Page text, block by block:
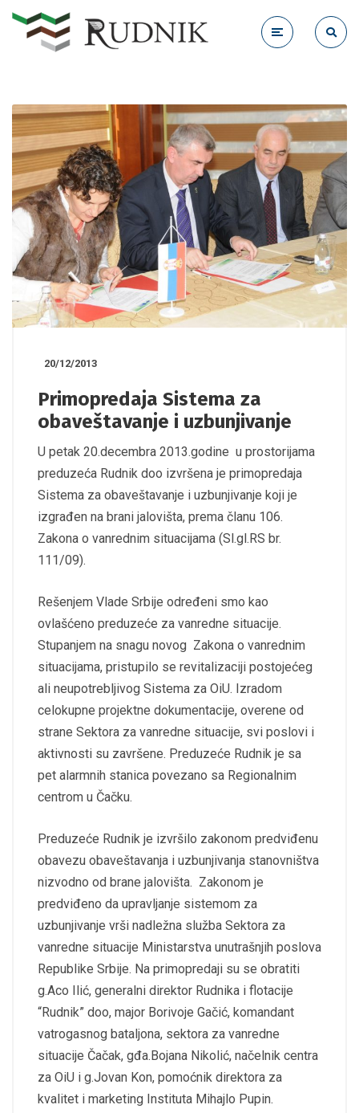
20/12/2013
Primopredaja Sistema za
obaveštavanje i uzbunjivanje
U petak 20.decembra 2013.godine u prostorijama
preduzeća Rudnik doo izvršena je primopredaja
Sistema za obaveštavanje i uzbunjivanje koji je
izgrađen na brani jalovišta, prema članu 106.
Zakona o vanrednim situacijama (Sl.gl.RS br.
111/09).
Rešenjem Vlade Srbije određeni smo kao
ovlašćeno preduzeće za vanredne situacije.
Stupanjem na snagu novog Zakona o vanrednim
situacijama, pristupilo se revitalizaciji postojećeg
ali neupotrebljivog Sistema za OiU. Izradom
celokupne projektne dokumentacije, overene od
strane Sektora za vanredne situacije, svi poslovi i
aktivnosti su završene. Preduzeće Rudnik je sa
pet alarmnih stanica povezano sa Regionalnim
centrom u Čačku.
Preduzeće Rudnik je izvršilo zakonom predviđenu
obavezu obaveštavanja i uzbunjivanja stanovništva
nizvodno od brane jalovišta. Zakonom je
predviđeno da upravljanje sistemom za
uzbunjivanje vrši nadležna služba Sektora za
vanredne situacije Ministarstva unutrašnjih poslova
Republike Srbije. Na primopredaji su se obratiti
g.Aco Ilić, generalni direktor Rudnika i flotacije
“Rudnik” doo, major Borivoje Gačić, komandant
vatrogasnog bataljona, sektora za vanredne
situacije Čačak, gđa.Bojana Nikolić, načelnik centra
za OiU i g.Jovan Kon, pomoćnik direktora za
kvalitet i marketing Instituta Mihajlo Pupin.